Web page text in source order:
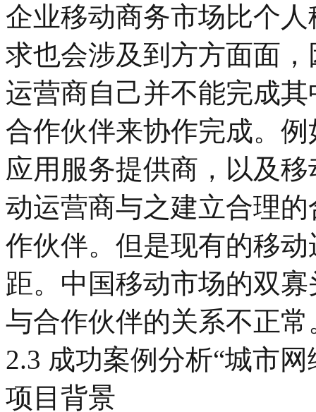
企业移动商务市场比个
求也会涉及到方方面面
运营商自己并不能完成
合作伙伴来协作完成。
应用服务提供商，以及
动运营商与之建立合理
作伙伴。但是现有的移
距。中国移动市场的双
与合作伙伴的关系不正常
2.3 成功案例分析“城市网
项目背景